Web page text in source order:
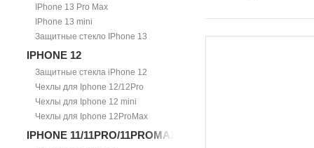
IPhone 13 Pro Max
IPhone 13 mini
Защитные стекло IPhone 13
IPHONE 12
Защитные стекла iPhone 12
Чехлы для Iphone 12/12Pro
Чехлы для Iphone 12 mini
Чехлы для Iphone 12ProMax
IPHONE 11/11PRO/11PROMAX